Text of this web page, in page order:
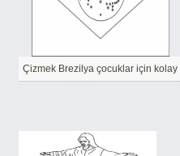
Çizmek Brezilya çocuklar için kolay